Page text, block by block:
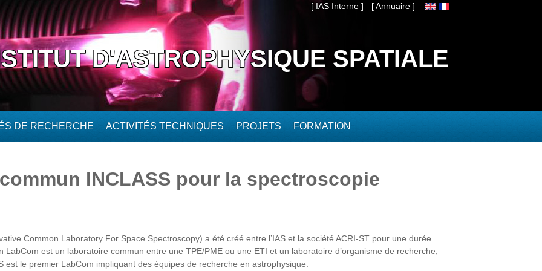
[ IAS Interne ] [ Annuaire ]
D'ASTROPHYSIQUE SPATIALE
DE RECHERCHE ACTIVITÉS TECHNIQUES PROJETS FORMATION
INCLASS pour la spectroscopie
Common Laboratory For Space Spectroscopy) a été créé entre l’IAS et la société ACRI-ST pour une durée
LabCom est un laboratoire commun entre une TPE/PME ou une ETI et un laboratoire d’organisme de recherche,
est le premier LabCom impliquant des équipes de recherche en astrophysique.